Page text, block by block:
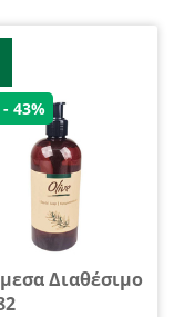
- 43%
Διαθέσιμο